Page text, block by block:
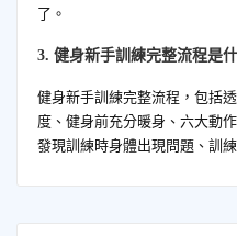
了。
3. 健身新手訓練完整流程是
健身新手訓練完整流程，包括
度、健身前充分暖身、六大動
發現訓練時身體出現問題、訓